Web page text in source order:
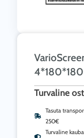
Turvaline
Tasuta
250€
Turvaline